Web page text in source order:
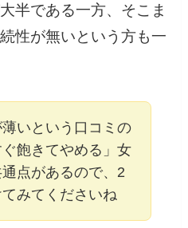
半である一方、そこま
性が無いという方も一
いという口コミの
飽きてやめる」女
点があるので、2
みてくださいね